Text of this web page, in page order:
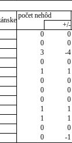
počet nehôd
+/-
0 0
0 0
3 -4
0 0
1 1
0 0
0 0
0 0
1 1
1 1
0 0
0 -1